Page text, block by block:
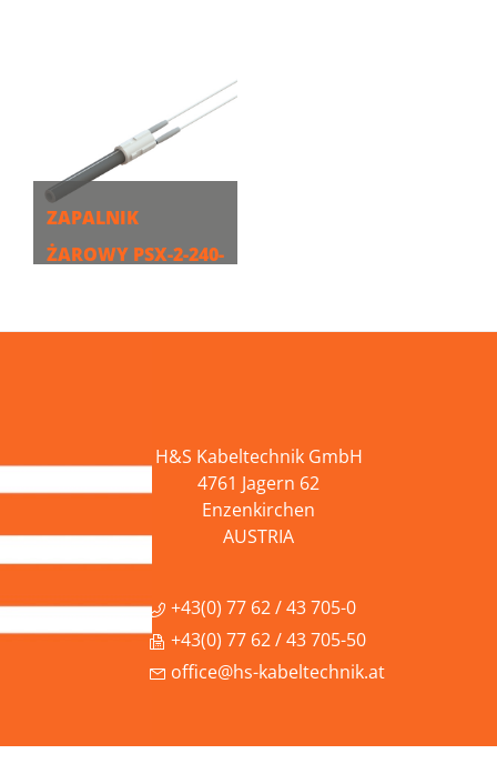
ZAPALNIK
ŻAROWY PSX-2-240-
H&S Kabeltechnik GmbH
4761 Jagern 62
Enzenkirchen
AUSTRIA
+43(0) 77 62 / 43 705-0
+43(0) 77 62 / 43 705-50
office@hs-kabeltechnik.at